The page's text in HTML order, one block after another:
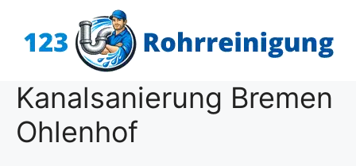
Inhalt
Kanalsanierung Bremen
Ohlenhof